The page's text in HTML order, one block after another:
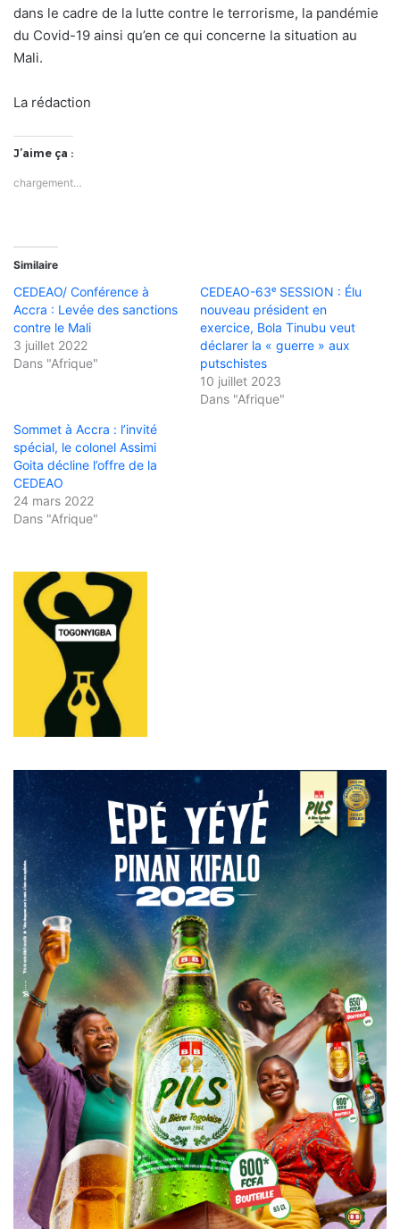
dans le cadre de la lutte contre le terrorisme, la pandémie
du Covid-19 ainsi qu’en ce qui concerne la situation au
Mali.
La rédaction
J’aime ça :
chargement…
Similaire
CEDEAO/ Conférence à
Accra : Levée des sanctions
contre le Mali
3 juillet 2022
Dans "Afrique"
CEDEAO-63ᵉ SESSION : Élu
nouveau président en
exercice, Bola Tinubu veut
déclarer la « guerre » aux
putschistes
10 juillet 2023
Dans "Afrique"
Sommet à Accra : l’invité
spécial, le colonel Assimi
Goita décline l’offre de la
CEDEAO
24 mars 2022
Dans "Afrique"